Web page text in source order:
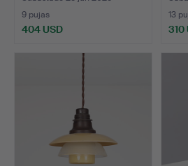
9 pujas
404 USD
13
310